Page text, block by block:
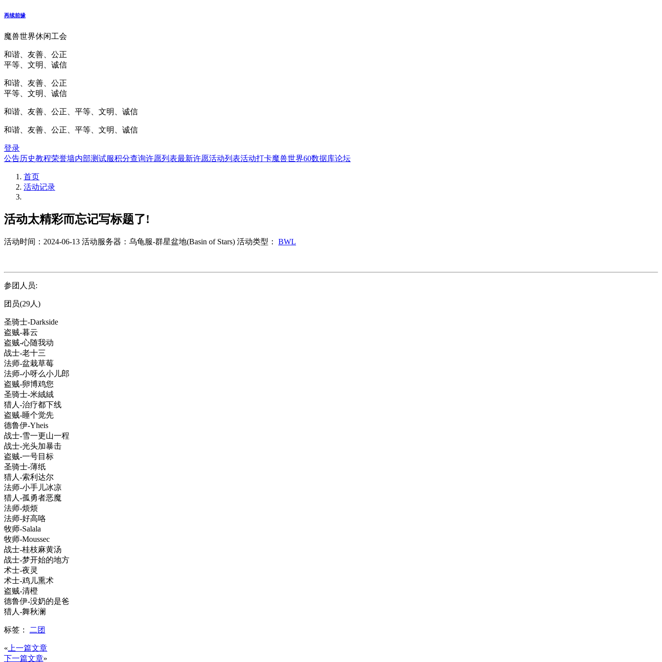
再续前缘
魔兽世界休闲工会
和谐、友善、公正
平等、文明、诚信
和谐、友善、公正
平等、文明、诚信
和谐、友善、公正、平等、文明、诚信
和谐、友善、公正、平等、文明、诚信
登录
公告历史教程荣誉墙内部测试服积分查询许愿列表最新许愿活动列表活动打卡魔兽世界60数据库论坛
首页
活动记录
活动太精彩而忘记写标题了!
活动时间：2024-06-13 活动服务器：乌龟服-群星盆地(Basin of Stars) 活动类型： BWL
参团人员:
团员(29人)
圣骑士-Darkside
盗贼-暮云
盗贼-心随我动
战士-老十三
法师-盆栽草莓
法师-小呀么小儿郎
盗贼-卵博鸡您
圣骑士-米絨絨
猎人-治疗都下线
盗贼-睡个觉先
德鲁伊-Yheis
战士-雪一更山一程
战士-光头加暴击
盗贼-一号目标
圣骑士-薄纸
猎人-索利达尔
法师-小手儿冰凉
猎人-孤勇者恶魔
法师-烦烦
法师-好高咯
牧师-Salala
牧师-Moussec
战士-桂枝麻黄汤
战士-梦开始的地方
术士-夜灵
术士-鸡儿熏术
盗贼-清橙
德鲁伊-没奶的是爸
猎人-舞秋澜
标签： 二团
« 上一篇文章
下一篇文章»